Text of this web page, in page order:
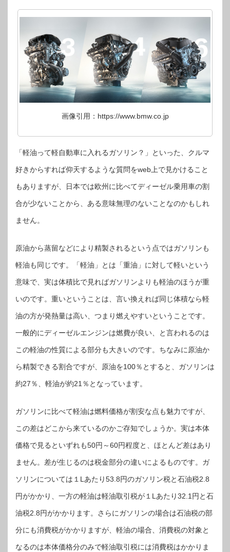
画像引用：https://www.bmw.co.jp
「軽油って軽自動車に入れるガソリン？」といった、クルマ
好きからすれば仰天するような質問をweb上で見かけること
もありますが、日本では欧州に比べてディーゼル乗用車の割
合が少ないことから、ある意味無理のないことなのかもしれ
ません。
原油から蒸留などにより精製されるという点ではガソリンも
軽油も同じです。「軽油」とは「重油」に対して軽いという
意味で、実は体積比で見ればガソリンよりも軽油のほうが重
いのです。重いということは、言い換えれば同じ体積なら軽
油の方が発熱量は高い、つまり燃えやすいということです。
一般的にディーゼルエンジンは燃費が良い、と言われるのは
この軽油の性質による部分も大きいのです。ちなみに原油か
ら精製できる割合ですが、原油を100％とすると、ガソリンは
約27％、軽油が約21％となっています。
ガソリンに比べて軽油は燃料価格が割安な点も魅力ですが、
この差はどこから来ているのかご存知でしょうか。実は本体
価格で見るといずれも50円～60円程度と、ほとんど差はあり
ません。差が生じるのは税金部分の違いによるものです。ガ
ソリンについては１Lあたり53.8円のガソリン税と石油税2.8
円がかかり、一方の軽油は軽油取引税が１Lあたり32.1円と石
油税2.8円がかかります。さらにガソリンの場合は石油税の部
分にも消費税がかかりますが、軽油の場合、消費税の対象と
なるのは本体価格分のみで軽油取引税には消費税はかかりま